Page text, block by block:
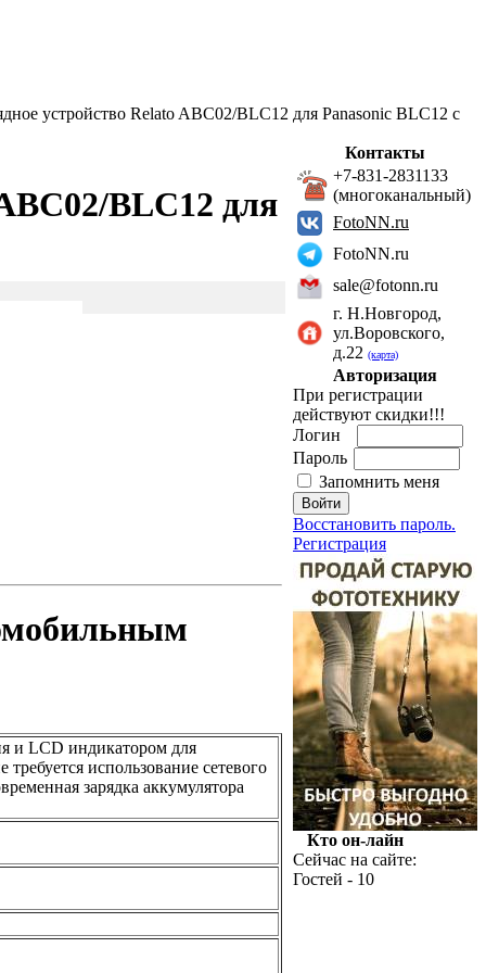
устройство Relato ABC02/BLC12 для Panasonic BLC12 с
BLC12 для
и LCD индикатором для
использование сетевого
зарядка аккумулятора
Контакты
+7-831-2831133
(многоканальный)
FotoNN.ru
FotoNN.ru
sale@fotonn.ru
г. Н.Новгород,
ул.Воровского,
д.22 (карта)
Авторизация
При регистрации
действуют скидки!!!
Логин
Пароль
Запомнить меня
Восстановить пароль.
Регистрация
Кто он-лайн
Сейчас на сайте:
Гостей - 10